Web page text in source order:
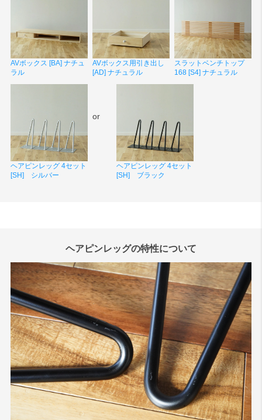
AVボックス [BA] ナチュ
ラル
AVボックス用引き出し
[AD] ナチュラル
スラットベンチトップ
168 [S4] ナチュラル
ヘアピンレッグ 4セット
[SH] シルバー
or
ヘアピンレッグ 4セット
[SH] ブラック
ヘアピンレッグの特性について